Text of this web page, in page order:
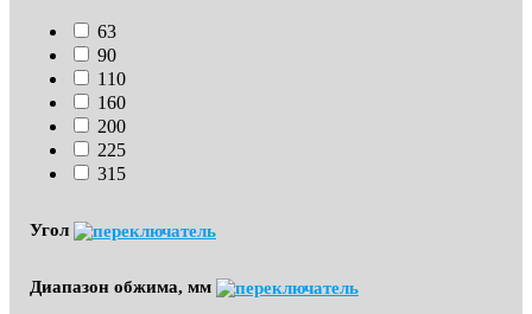
63
90
110
160
200
225
315
Угол
Диапазон обжима, мм